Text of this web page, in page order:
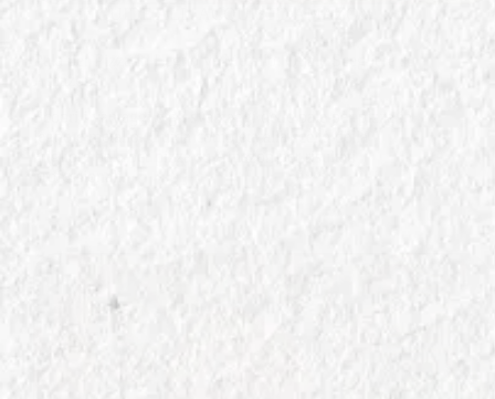
Pala per Pizza in Legno vs Metallo: Quale Scegliere su